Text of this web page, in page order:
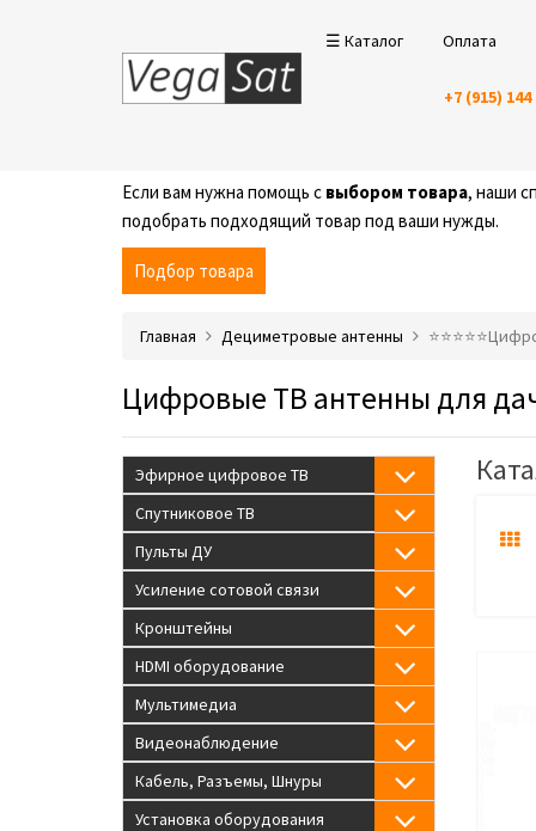
☰ Каталог Оплата
+7 (915) 144
Если вам нужна помощь с выбором товара, наши
подобрать подходящий товар под ваши нужды.
Подбор товара
Главная Дециметровые антенны
Цифровые ТВ антенны для
Эфирное цифровое ТВ
Спутниковое ТВ
Пульты ДУ
Усиление сотовой связи
Кронштейны
HDMI оборудование
Мультимедиа
Видеонаблюдение
Кабель, Разъемы, Шнуры
Установка оборудования